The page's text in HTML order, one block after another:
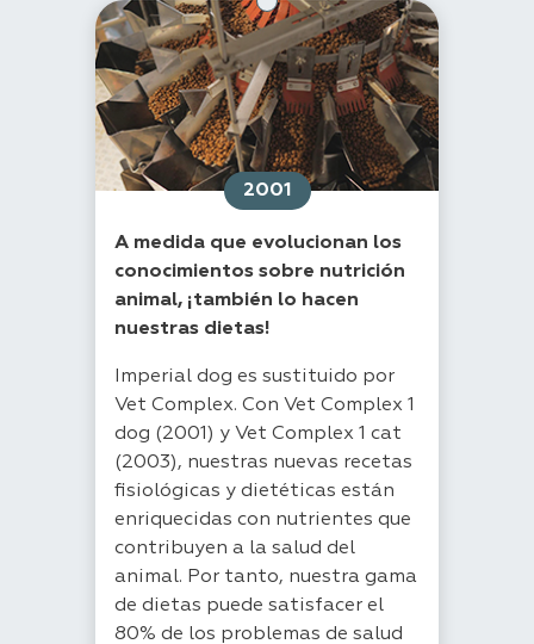
2001
A medida que evolucionan los
conocimientos sobre nutrición
animal, ¡también lo hacen
nuestras dietas!
Imperial dog es sustituido por
Vet Complex. Con Vet Complex 1
dog (2001) y Vet Complex 1 cat
(2003), nuestras nuevas recetas
fisiológicas y dietéticas están
enriquecidas con nutrientes que
contribuyen a la salud del
animal. Por tanto, nuestra gama
de dietas puede satisfacer el
80% de los problemas de salud